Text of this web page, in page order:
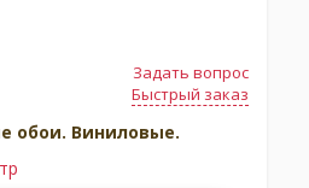
Задать вопрос
Быстрый заказ
обои. Виниловые.